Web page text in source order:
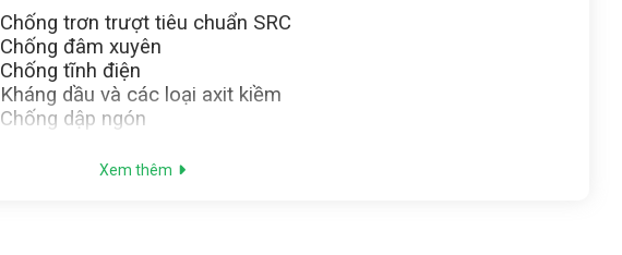
Chống trơn trượt tiêu chuẩn SRC
Chống đâm xuyên
Chống tĩnh điện
Kháng dầu và các loại axit kiềm
Chống dập ngón
Xem thêm